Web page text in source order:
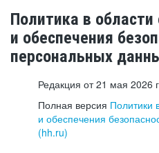
Политика в области
и обеспечения
персональных
Редакция от 21 мая 2026
Полная версия Политики
и обеспечения
(hh.ru)